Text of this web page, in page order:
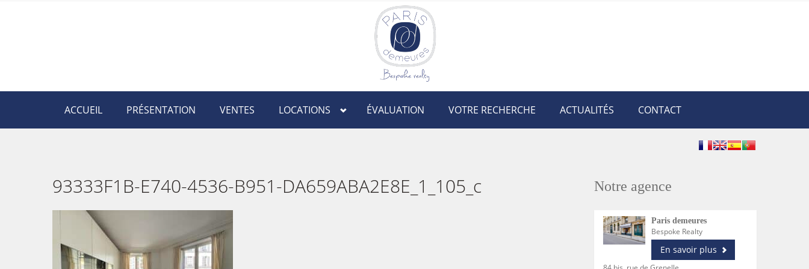
ACCUEIL PRÉSENTATION VENTES LOCATIONS ÉVALUATION VOTRE RECHERCHE ACTUALITÉS CONTACT
93333F1B-E740-4536-B951-DA659ABA2E8E_1_105_c Notre agence
Paris demeures
Bespoke Realty
En savoir plus